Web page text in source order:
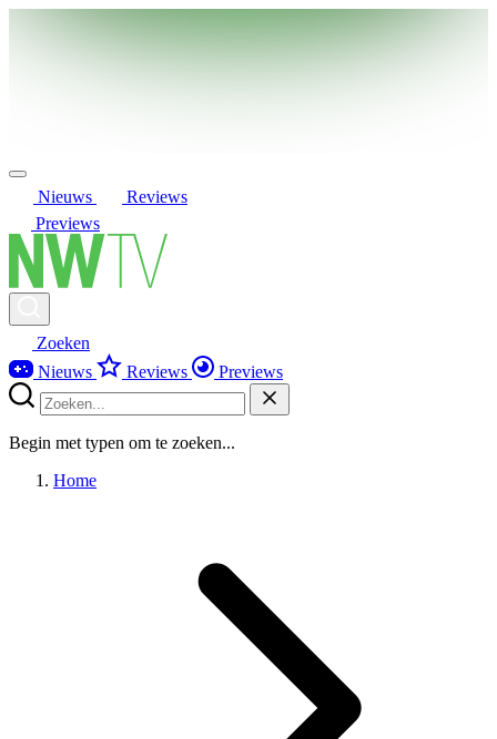
Nieuws
Reviews
Previews
Zoeken
Nieuws
Reviews Previews
Begin met typen om te zoeken...
Home